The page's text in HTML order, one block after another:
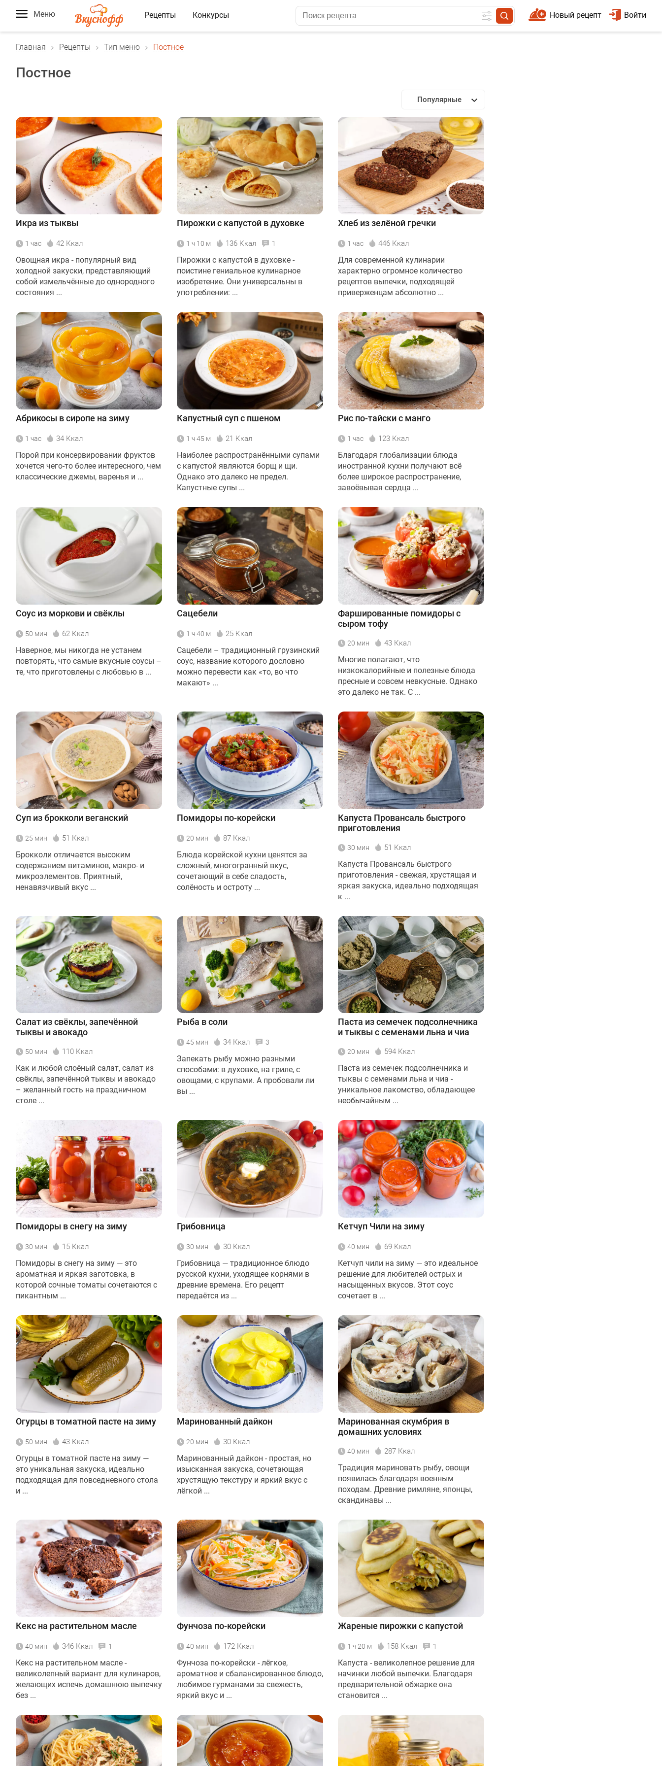
Меню Рецепты Конкурсы Войти
Новый рецепт
Главная Рецепты Тип меню Постное
Постное
Популярные
Икра из тыквы
1 час 42 Ккал
Овощная икра - популярный вид
холодной закуски, представляющий
собой измельчённые до однородного
состояния ...
Пирожки с капустой в духовке
1 ч 10 м 136 Ккал 1
Пирожки с капустой в духовке -
поистине гениальное кулинарное
изобретение. Они универсальны в
употреблении: ...
Хлеб из зелёной гречки
1 час 446 Ккал
Для современной кулинарии
характерно огромное количество
рецептов выпечки, подходящей
приверженцам абсолютно ...
Абрикосы в сиропе на зиму
1 час 34 Ккал
Порой при консервировании фруктов
хочется чего-то более интересного, чем
классические джемы, варенья и ...
Капустный суп с пшеном
1 ч 45 м 21 Ккал
Наиболее распространёнными супами
с капустой являются борщ и щи.
Однако это далеко не предел.
Капустные супы ...
Рис по-тайски с манго
1 час 123 Ккал
Благодаря глобализации блюда
иностранной кухни получают всё
более широкое распространение,
завоёвывая сердца ...
Соус из моркови и свёклы
50 мин 62 Ккал
Наверное, мы никогда не устанем
повторять, что самые вкусные соусы –
те, что приготовлены с любовью в ...
Сацебели
1 ч 40 м 25 Ккал
Сацебели – традиционный грузинский
соус, название которого дословно
можно перевести как «то, во что
макают» ...
Фаршированные помидоры с
сыром тофу
20 мин 43 Ккал
Многие полагают, что
низкокалорийные и полезные блюда
пресные и совсем невкусные. Однако
это далеко не так. С ...
Суп из брокколи веганский
25 мин 51 Ккал
Брокколи отличается высоким
содержанием витаминов, макро- и
микроэлементов. Приятный,
ненавязчивый вкус ...
Помидоры по-корейски
20 мин 87 Ккал
Блюда корейской кухни ценятся за
сложный, многогранный вкус,
сочетающий в себе сладость,
солёность и остроту ...
Капуста Провансаль быстрого
приготовления
30 мин 51 Ккал
Капуста Провансаль быстрого
приготовления - свежая, хрустящая и
яркая закуска, идеально подходящая
к ...
Салат из свёклы, запечённой
тыквы и авокадо
50 мин 110 Ккал
Как и любой слоёный салат, салат из
свёклы, запечённой тыквы и авокадо
– желанный гость на праздничном
столе ...
Рыба в соли
45 мин 34 Ккал 3
Запекать рыбу можно разными
способами: в духовке, на гриле, с
овощами, с крупами. А пробовали ли
вы ...
Паста из семечек подсолнечника
и тыквы с семенами льна и чиа
20 мин 594 Ккал
Паста из семечек подсолнечника и
тыквы с семенами льна и чиа -
уникальное лакомство, обладающее
необычайным ...
Помидоры в снегу на зиму
30 мин 15 Ккал
Помидоры в снегу на зиму — это
ароматная и яркая заготовка, в
которой сочные томаты сочетаются с
пикантным ...
Грибовница
30 мин 30 Ккал
Грибовница — традиционное блюдо
русской кухни, уходящее корнями в
древние времена. Его рецепт
передаётся из ...
Кетчуп Чили на зиму
40 мин 69 Ккал
Кетчуп чили на зиму — это идеальное
решение для любителей острых и
насыщенных вкусов. Этот соус
сочетает в ...
Огурцы в томатной пасте на зиму
50 мин 43 Ккал
Огурцы в томатной пасте на зиму —
это уникальная закуска, идеально
подходящая для повседневного стола
и ...
Маринованный дайкон
20 мин 30 Ккал
Маринованный дайкон - простая, но
изысканная закуска, сочетающая
хрустящую текстуру и яркий вкус с
лёгкой ...
Маринованная скумбрия в
домашних условиях
40 мин 287 Ккал
Традиция мариновать рыбу, овощи
появилась благодаря военным
походам. Древние римляне, японцы,
скандинавы ...
Кекс на растительном масле
40 мин 346 Ккал 1
Кекс на растительном масле -
великолепный вариант для кулинаров,
желающих испечь домашнюю выпечку
без ...
Фунчоза по-корейски
40 мин 172 Ккал
Фунчоза по-корейски - лёгкое,
ароматное и сбалансированное блюдо,
любимое гурманами за свежесть,
яркий вкус и ...
Жареные пирожки с капустой
1 ч 20 м 158 Ккал 1
Капуста - великолепное решение для
начинки любой выпечки. Благодаря
предварительной обжарке она
становится ...